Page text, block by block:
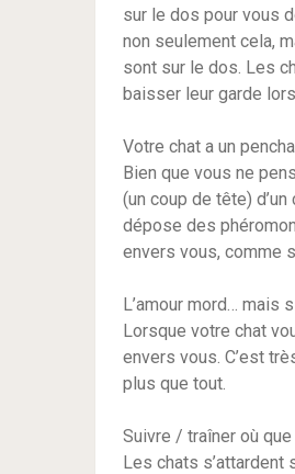
sur le dos pour vous
non seulement cela,
sont sur le dos. Les
baisser leur garde
Votre chat a un
Bien que vous ne
(un coup de tête)
dépose des
envers vous, comme
L’amour mord… mais
Lorsque votre chat
envers vous. C’est
plus que tout.
Suivre / traîner où
Les chats s’attardent